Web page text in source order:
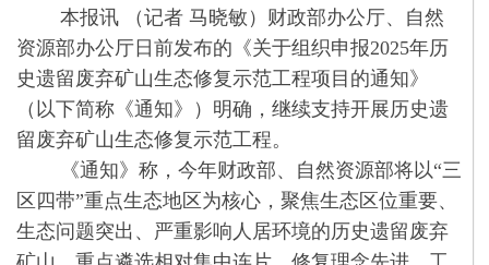
本报讯 （记者 马晓敏）财政部办公厅、自然
资源部办公厅日前发布的《关于组织申报2025年历
史遗留废弃矿山生态修复示范工程项目的通知》
（以下简称《通知》）明确，继续支持开展历史遗
留废弃矿山生态修复示范工程。
《通知》称，今年财政部、自然资源部将以“三
区四带”重点生态地区为核心，聚焦生态区位重要、
生态问题突出、严重影响人居环境的历史遗留废弃